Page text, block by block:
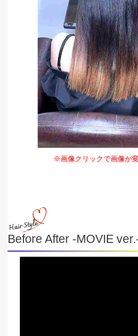
※画像クリックで画像が変
Before After -MOVIE